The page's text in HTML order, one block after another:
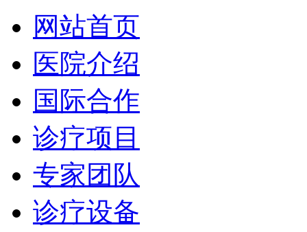
网站首页
医院介绍
国际合作
诊疗项目
专家团队
诊疗设备